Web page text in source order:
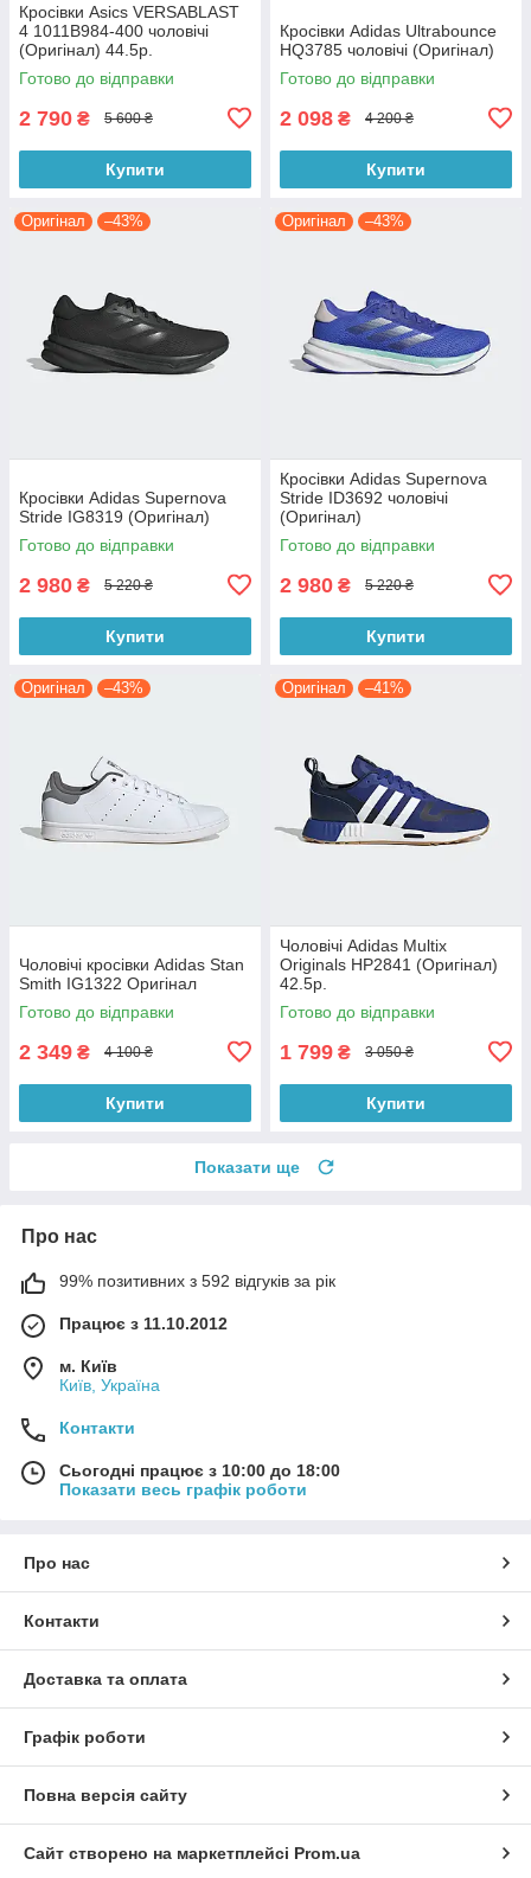
Кросівки Asics VERSABLAST
4 1011B984-400 чоловічі
(Оригінал) 44.5р.
Готово до відправки
2 790 ₴ 5 600 ₴
Купити
Кросівки Adidas Ultrabounce
HQ3785 чоловічі (Оригінал)
Готово до відправки
2 098 ₴ 4 200 ₴
Купити
Оригінал –43%
Кросівки Adidas Supernova
Stride IG8319 (Оригінал)
Готово до відправки
2 980 ₴ 5 220 ₴
Купити
Оригінал –43%
Кросівки Adidas Supernova
Stride ID3692 чоловічі
(Оригінал)
Готово до відправки
2 980 ₴ 5 220 ₴
Купити
Оригінал –43%
Чоловічі кросівки Adidas Stan
Smith IG1322 Оригінал
Готово до відправки
2 349 ₴ 4 100 ₴
Купити
Оригінал –41%
Чоловічі Adidas Multix
Originals HP2841 (Оригінал)
42.5р.
Готово до відправки
1 799 ₴ 3 050 ₴
Купити
Показати ще
Про нас
99% позитивних з 592 відгуків за рік
Працює з 11.10.2012
м. Київ
Київ, Україна
Контакти
Сьогодні працює з 10:00 до 18:00
Показати весь графік роботи
Про нас
Контакти
Доставка та оплата
Графік роботи
Повна версія сайту
Сайт створено на маркетплейсі Prom.ua